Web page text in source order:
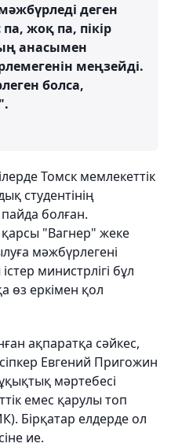
деген
жоқ па, пікір
анасымен
меңзейді.
болса,
Томск мемлекеттік
студентінің
болған.
"Вагнер" жеке
мәжбүрлегені
министрлігі бұл
өз еркімен қол
ақпаратқа сәйкес,
Евгений Пригожин
мәртебесі
емес қарулы топ
Бірқатар елдерде ол
ие.